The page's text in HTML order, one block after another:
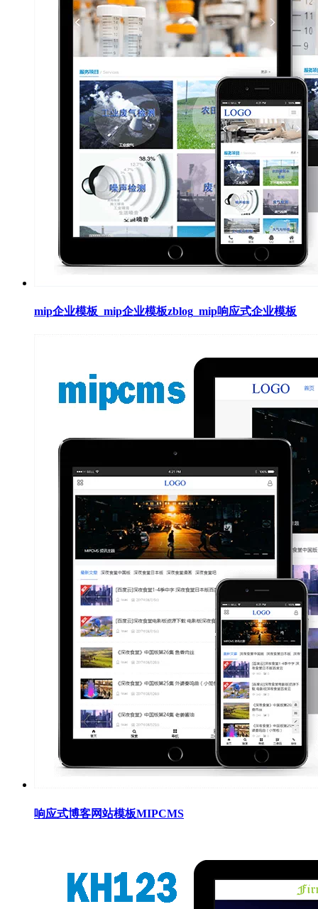
mip企业模板_mip企业模板zblog_mip响应式企业模板
响应式博客网站模板MIPCMS